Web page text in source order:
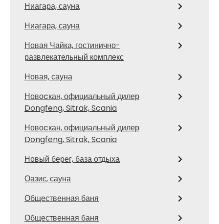
Ниагара, сауна
Ниагара, сауна
Новая Чайка, гостинично-
развлекательный комплекс
Новая, сауна
Новоcкан, официальный дилер
Dongfeng, Sitrak, Scania
Новоcкан, официальный дилер
Dongfeng, Sitrak, Scania
Новый берег, база отдыха
Оазис, сауна
Общественная баня
Общественная баня